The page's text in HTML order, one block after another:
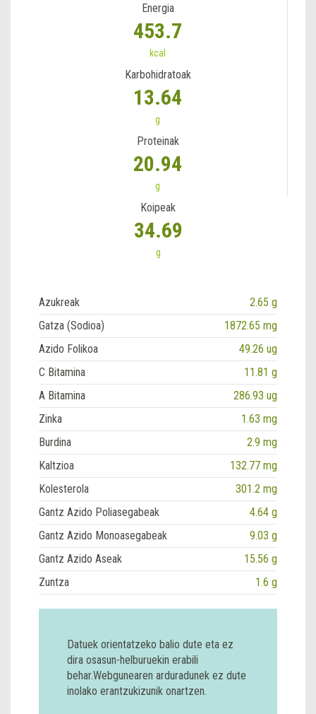
Energia
453.7
kcal
Karbohidratoak
13.64
g
Proteinak
20.94
g
Koipeak
34.69
g
Azukreak
2.65 g
Gatza (Sodioa)
1872.65 mg
Azido Folikoa
49.26 ug
C Bitamina
11.81 g
A Bitamina
286.93 ug
Zinka
1.63 mg
Burdina
2.9 mg
Kaltzioa
132.77 mg
Kolesterola
301.2 mg
Gantz Azido Poliasegabeak
4.64 g
Gantz Azido Monoasegabeak
9.03 g
Gantz Azido Aseak
15.56 g
Zuntza
1.6 g
Datuek orientatzeko balio dute eta ez
dira osasun-helburuekin erabili
behar.Webgunearen arduradunek ez dute
inolako erantzukizunik onartzen.